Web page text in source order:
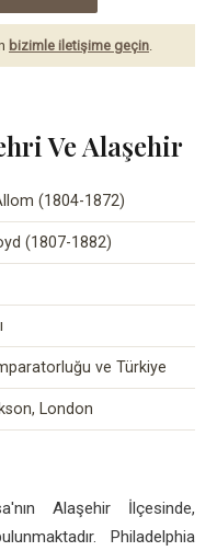
bizimle iletişime geçin.
Ve Alaşehir
(1804-1872)
(1807-1882)
ve Türkiye
London
Alaşehir İlçesinde,
Philadelphia